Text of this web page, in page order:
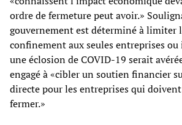
ordre de fermeture peut avoir.»
gouvernement est déterminé à limiter
confinement aux seules entreprises
une éclosion de COVID-19 serait
engagé à «cibler un soutien financier
directe pour les entreprises qui
fermer.»